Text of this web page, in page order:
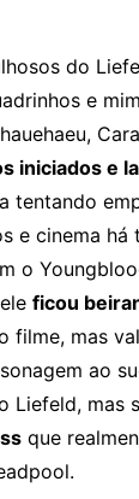
do
e
iniciados e
tentando
e cinema há
o
ficou
filme, mas
ao
Liefeld, mas
que